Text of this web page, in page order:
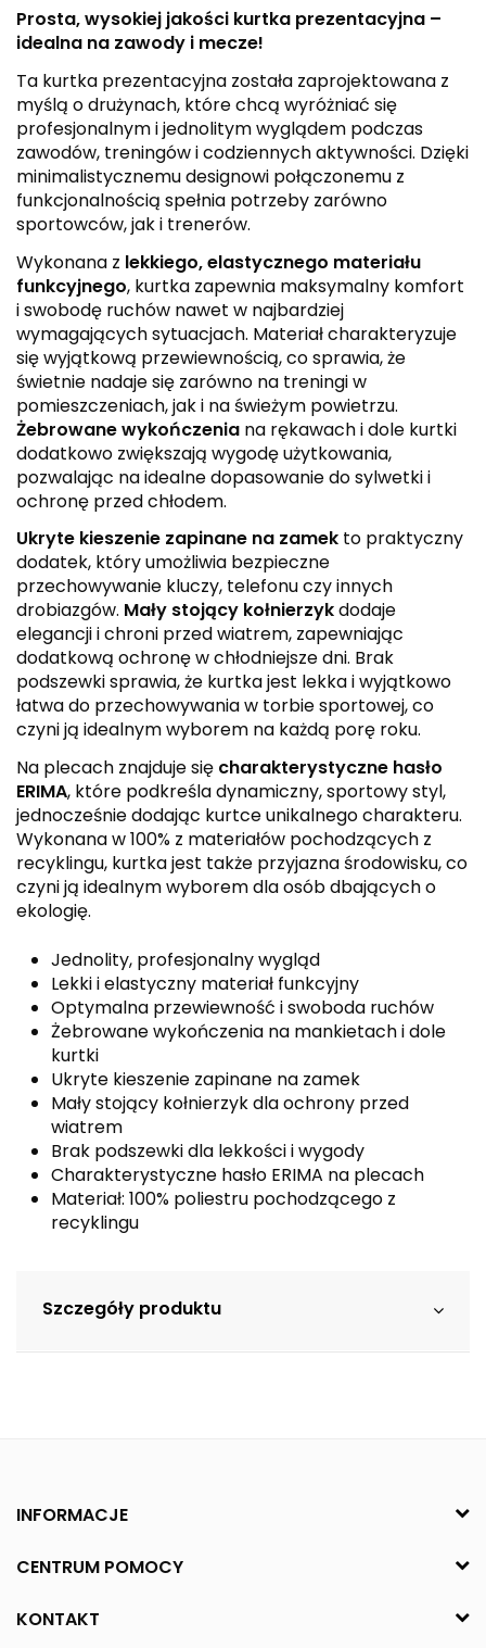
Prosta, wysokiej jakości kurtka prezentacyjna –
idealna na zawody i mecze!
Ta kurtka prezentacyjna została zaprojektowana z
myślą o drużynach, które chcą wyróżniać się
profesjonalnym i jednolitym wyglądem podczas
zawodów, treningów i codziennych aktywności. Dzięki
minimalistycznemu designowi połączonemu z
funkcjonalnością spełnia potrzeby zarówno
sportowców, jak i trenerów.
Wykonana z lekkiego, elastycznego materiału
funkcyjnego, kurtka zapewnia maksymalny komfort
i swobodę ruchów nawet w najbardziej
wymagających sytuacjach. Materiał charakteryzuje
się wyjątkową przewiewnością, co sprawia, że
świetnie nadaje się zarówno na treningi w
pomieszczeniach, jak i na świeżym powietrzu.
Żebrowane wykończenia na rękawach i dole kurtki
dodatkowo zwiększają wygodę użytkowania,
pozwalając na idealne dopasowanie do sylwetki i
ochronę przed chłodem.
Ukryte kieszenie zapinane na zamek to praktyczny
dodatek, który umożliwia bezpieczne
przechowywanie kluczy, telefonu czy innych
drobiazgów. Mały stojący kołnierzykdodaje
elegancji i chroni przed wiatrem, zapewniając
dodatkową ochronę w chłodniejsze dni. Brak
podszewki sprawia, że kurtka jest lekka i wyjątkowo
łatwa do przechowywania w torbie sportowej, co
czyni ją idealnym wyborem na każdą porę roku.
Na plecach znajduje się charakterystyczne hasło
ERIMA, które podkreśla dynamiczny, sportowy styl,
jednocześnie dodając kurtce unikalnego charakteru.
Wykonana w 100% z materiałów pochodzących z
recyklingu, kurtka jest także przyjazna środowisku, co
czyni ją idealnym wyborem dla osób dbających o
ekologię.
Jednolity, profesjonalny wygląd
Lekki i elastyczny materiał funkcyjny
Optymalna przewiewność i swoboda ruchów
Żebrowane wykończenia na mankietach i dole
kurtki
Ukryte kieszenie zapinane na zamek
Mały stojący kołnierzyk dla ochrony przed
wiatrem
Brak podszewki dla lekkości i wygody
Charakterystyczne hasło ERIMA na plecach
Materiał: 100% poliestru pochodzącego z
recyklingu
Szczegóły produktu
INFORMACJE
CENTRUM POMOCY
KONTAKT